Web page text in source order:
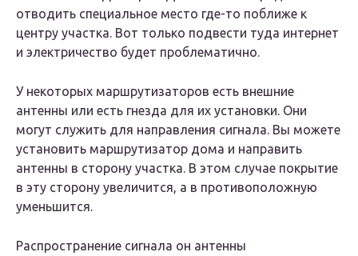
отводить специальное место где-то поближе к
центру участка. Вот только подвести туда интернет
и электричество будет проблематично.
У некоторых маршрутизаторов есть внешние
антенны или есть гнезда для их установки. Они
могут служить для направления сигнала. Вы можете
установить маршрутизатор дома и направить
антенны в сторону участка. В этом случае покрытие
в эту сторону увеличится, а в противоположную
уменьшится.
Распространение сигнала он антенны